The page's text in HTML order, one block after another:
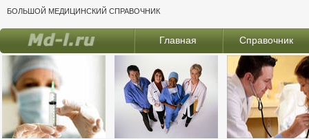
БОЛЬШОЙ МЕДИЦИНСКИЙ СПРАВОЧНИК
Главная Справочник